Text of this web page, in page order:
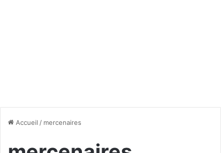
Accueil / mercenaires